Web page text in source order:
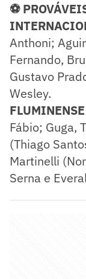
⚽
Anthoni;
Fernando,
Gustavo
Wesley.
Fábio; Guga,
(Thiago
Martinelli
Serna e